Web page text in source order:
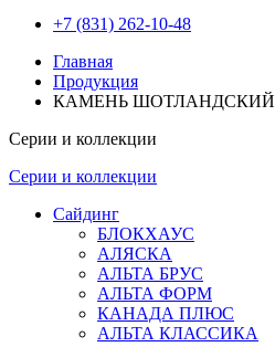
+7 (831) 262-10-48
Главная
Продукция
КАМЕНЬ ШОТЛАНДСКИЙ
Серии и коллекции
Серии и коллекции
Сайдинг
БЛОКХАУС
АЛЯСКА
АЛЬТА БРУС
АЛЬТА ФОРМ
КАНАДА ПЛЮС
АЛЬТА КЛАССИКА